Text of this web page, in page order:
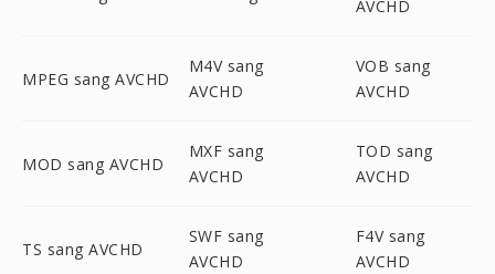
AVCHD
MPEG sang AVCHD
M4V sang
AVCHD
VOB sang
AVCHD
MOD sang AVCHD
MXF sang
AVCHD
TOD sang
AVCHD
TS sang AVCHD
SWF sang
AVCHD
F4V sang
AVCHD